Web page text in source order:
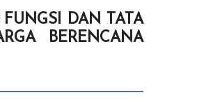
DAN TATA
BERENCANA